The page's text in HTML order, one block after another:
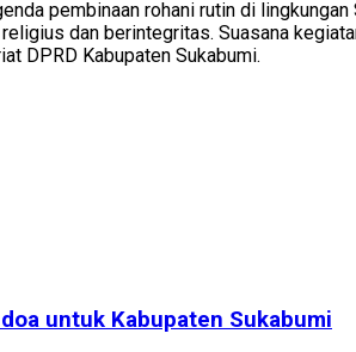
pembinaan rohani rutin di
dan berintegritas. Suasana
DPRD Kabupaten Sukabumi.
untuk Kabupaten Sukabumi